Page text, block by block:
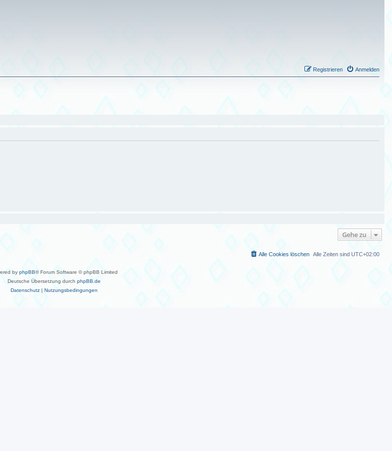
Anmelden
Registrieren
Gehe zu
Alle Zeiten sind UTC+02:00
Alle Cookies löschen
by phpBB® Forum Software © phpBB Limited
Deutsche Übersetzung durch phpBB.de
Datenschutz| Nutzungsbedingungen